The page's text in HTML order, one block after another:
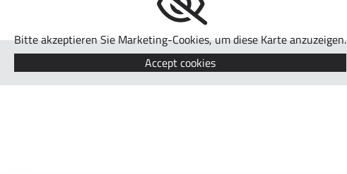
Bitte akzeptieren Sie Marketing-Cookies, um diese Karte anzuzeigen.
Accept cookies